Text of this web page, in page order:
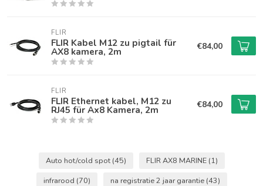
FLIR
FLIR Kabel M12 zu pigtail für
AX8 kamera, 2m €84,00
FLIR
FLIR Ethernet kabel, M12 zu
RJ45 für Ax8 Kamera, 2m €84,00
Auto hot/cold spot (45) FLIR AX8 MARINE (1)
infrarood (70) na registratie 2 jaar garantie (43)